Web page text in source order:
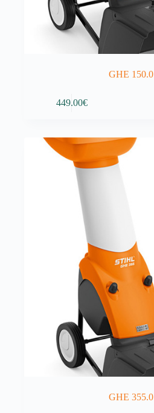
GHE 150.0
449.00€
GHE 355.0